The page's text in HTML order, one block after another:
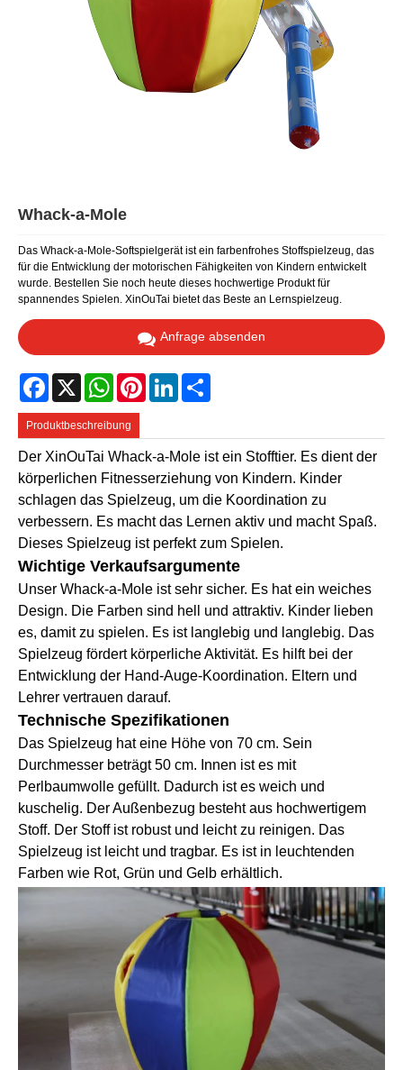
Whack-a-Mole
Das Whack-a-Mole-Softspielgerät ist ein farbenfrohes Stoffspielzeug, das
für die Entwicklung der motorischen Fähigkeiten von Kindern entwickelt
wurde. Bestellen Sie noch heute dieses hochwertige Produkt für
spannendes Spielen. XinOuTai bietet das Beste an Lernspielzeug.
Anfrage absenden
Facebook
X WhatsAppPinterestLinkedIn
Produktbeschreibung
Der XinOuTai Whack-a-Mole ist ein Stofftier. Es dient der
körperlichen Fitnesserziehung von Kindern. Kinder
schlagen das Spielzeug, um die Koordination zu
verbessern. Es macht das Lernen aktiv und macht Spaß.
Dieses Spielzeug ist perfekt zum Spielen.
Wichtige Verkaufsargumente
Unser Whack-a-Mole ist sehr sicher. Es hat ein weiches
Design. Die Farben sind hell und attraktiv. Kinder lieben
es, damit zu spielen. Es ist langlebig und langlebig. Das
Spielzeug fördert körperliche Aktivität. Es hilft bei der
Entwicklung der Hand-Auge-Koordination. Eltern und
Lehrer vertrauen darauf.
Technische Spezifikationen
Das Spielzeug hat eine Höhe von 70 cm. Sein
Durchmesser beträgt 50 cm. Innen ist es mit
Perlbaumwolle gefüllt. Dadurch ist es weich und
kuschelig. Der Außenbezug besteht aus hochwertigem
Stoff. Der Stoff ist robust und leicht zu reinigen. Das
Spielzeug ist leicht und tragbar. Es ist in leuchtenden
Farben wie Rot, Grün und Gelb erhältlich.